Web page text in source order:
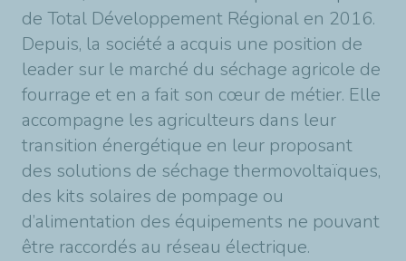
de Total Développement Régional en 2016.
Depuis, la société a acquis une position de
leader sur le marché du séchage agricole de
fourrage et en a fait son cœur de métier. Elle
accompagne les agriculteurs dans leur
transition énergétique en leur proposant
des solutions de séchage thermovoltaïques,
des kits solaires de pompage ou
d’alimentation des équipements ne pouvant
être raccordés au réseau électrique.